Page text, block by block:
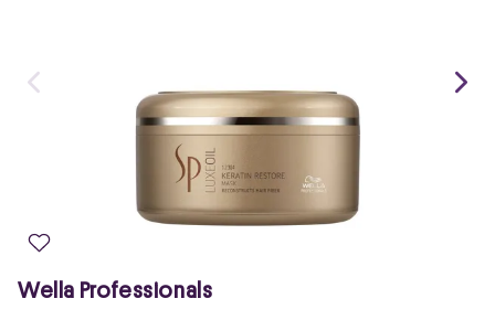
Wella Professionals